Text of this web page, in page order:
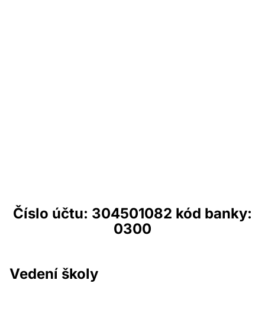
Číslo účtu: 304501082 kód banky:
0300
Vedení školy